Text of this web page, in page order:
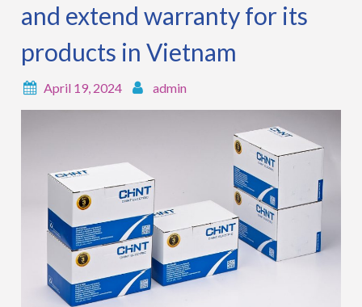
and extend warranty for its
products in Vietnam
April 19, 2024 admin